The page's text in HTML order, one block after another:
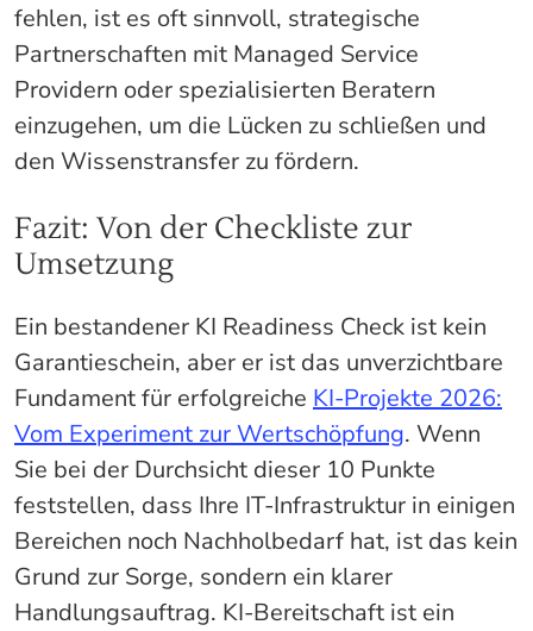
fehlen, ist es oft sinnvoll, strategische
Partnerschaften mit Managed Service
Providern oder spezialisierten Beratern
einzugehen, um die Lücken zu schließen und
den Wissenstransfer zu fördern.
Fazit: Von der Checkliste zur
Umsetzung
Ein bestandener KI Readiness Check ist kein
Garantieschein, aber er ist das unverzichtbare
Fundament für erfolgreiche KI-Projekte 2026:
Vom Experiment zur Wertschöpfung. Wenn
Sie bei der Durchsicht dieser 10 Punkte
feststellen, dass Ihre IT-Infrastruktur in einigen
Bereichen noch Nachholbedarf hat, ist das kein
Grund zur Sorge, sondern ein klarer
Handlungsauftrag. KI-Bereitschaft ist ein